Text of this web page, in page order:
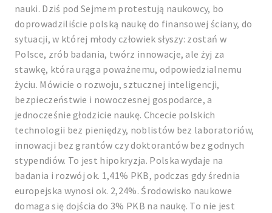
nauki. Dziś pod Sejmem protestują naukowcy, bo
doprowadziliście polską naukę do finansowej ściany, do
sytuacji, w której młody człowiek słyszy: zostań w
Polsce, zrób badania, twórz innowacje, ale żyj za
stawkę, która urąga poważnemu, odpowiedzialnemu
życiu. Mówicie o rozwoju, sztucznej inteligencji,
bezpieczeństwie i nowoczesnej gospodarce, a
jednocześnie głodzicie naukę. Chcecie polskich
technologii bez pieniędzy, noblistów bez laboratoriów,
innowacji bez grantów czy doktorantów bez godnych
stypendiów. To jest hipokryzja. Polska wydaje na
badania i rozwój ok. 1,41% PKB, podczas gdy średnia
europejska wynosi ok. 2,24%. Środowisko naukowe
domaga się dojścia do 3% PKB na naukę. To nie jest